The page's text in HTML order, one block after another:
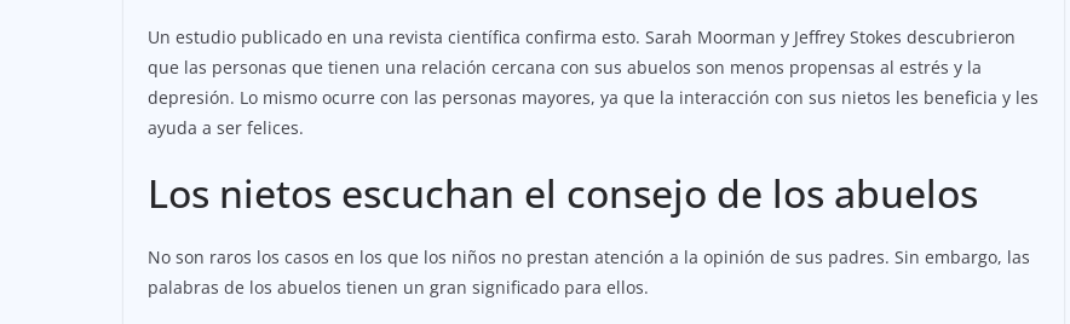
Un estudio publicado en una revista científica confirma esto. Sarah Moorman y Jeffrey Stokes descubrieron
que las personas que tienen una relación cercana con sus abuelos son menos propensas al estrés y la
depresión. Lo mismo ocurre con las personas mayores, ya que la interacción con sus nietos les beneficia y les
ayuda a ser felices.
Los nietos escuchan el consejo de los abuelos
No son raros los casos en los que los niños no prestan atención a la opinión de sus padres. Sin embargo, las
palabras de los abuelos tienen un gran significado para ellos.